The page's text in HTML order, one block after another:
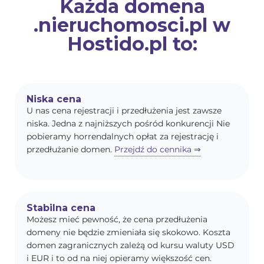
Każda domena
.nieruchomosci.pl w
Hostido.pl to:
Niska cena
U nas cena rejestracji i przedłużenia jest zawsze
niska. Jedna z najniższych pośród konkurencji Nie
pobieramy horrendalnych opłat za rejestrację i
przedłużanie domen. Przejdź do cennika ⇒
Stabilna cena
Możesz mieć pewność, że cena przedłużenia
domeny nie będzie zmieniała się skokowo. Koszta
domen zagranicznych zależą od kursu waluty USD
i EUR i to od na niej opieramy większość cen.